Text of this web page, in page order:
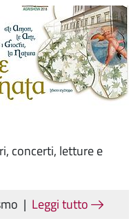
concerti, letture e
| Leggi tutto